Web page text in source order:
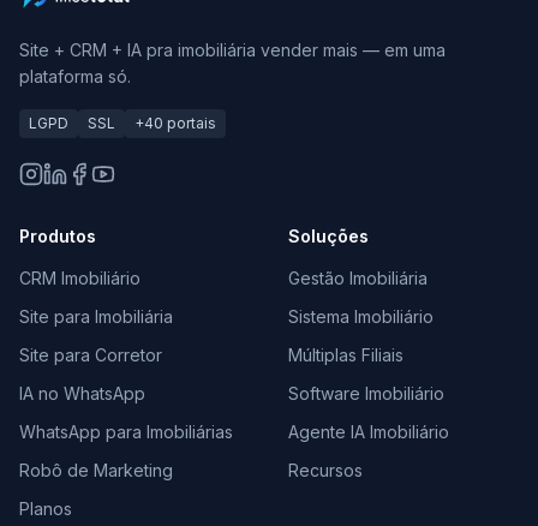
Site + CRM + IA pra imobiliária vender mais — em uma
plataforma só.
LGPD SSL +40 portais
Produtos
CRM Imobiliário
Site para Imobiliária
Site para Corretor
IA no WhatsApp
WhatsApp para Imobiliárias
Robô de Marketing
Planos
Soluções
Gestão Imobiliária
Sistema Imobiliário
Múltiplas Filiais
Software Imobiliário
Agente IA Imobiliário
Recursos